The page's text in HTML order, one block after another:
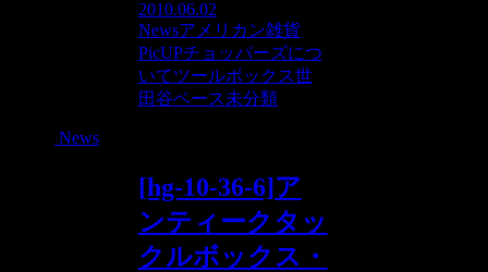
2010.06.02
Newsアメリカン雑貨
PicUPチョッパーズにつ
いてツールボックス世
田谷ベース未分類
News
[hg-10-36-6]ア
ンティークタッ
クルボックス・